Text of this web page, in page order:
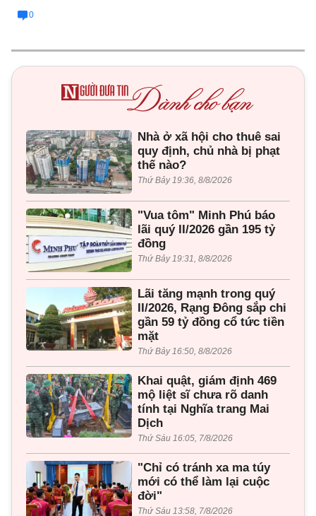
0
Nhà ở xã hội cho thuê sai
quy định, chủ nhà bị phạt
thế nào?
Thứ Bảy 19:36, 8/8/2026
"Vua tôm" Minh Phú báo
lãi quý II/2026 gần 195 tỷ
đồng
Thứ Bảy 19:31, 8/8/2026
Lãi tăng mạnh trong quý
II/2026, Rạng Đông sắp chi
gần 59 tỷ đồng cổ tức tiền
mặt
Thứ Bảy 16:50, 8/8/2026
Khai quật, giám định 469
mộ liệt sĩ chưa rõ danh
tính tại Nghĩa trang Mai
Dịch
Thứ Sáu 16:05, 7/8/2026
"Chỉ có tránh xa ma túy
mới có thể làm lại cuộc
đời"
Thứ Sáu 13:58, 7/8/2026